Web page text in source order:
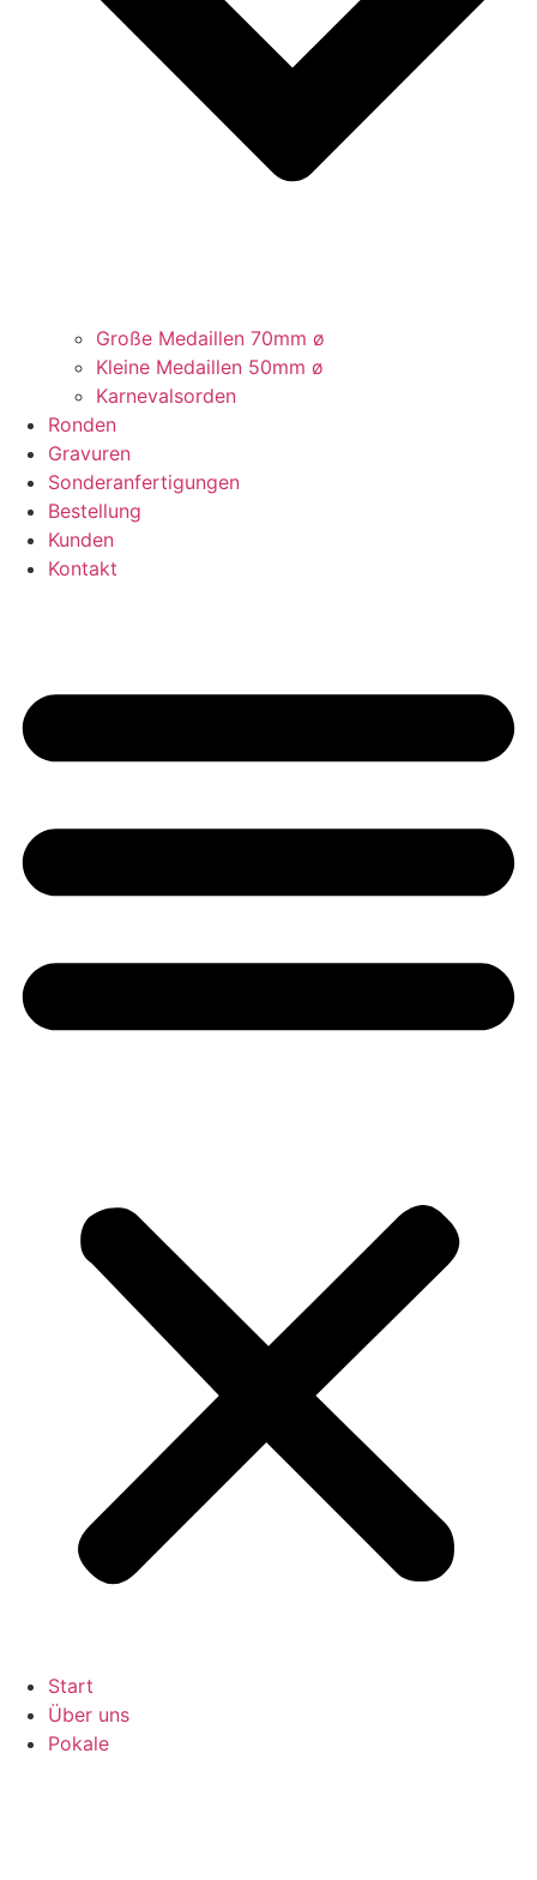
Große Medaillen 70mm ø
Kleine Medaillen 50mm ø
Karnevalsorden
Ronden
Gravuren
Sonderanfertigungen
Bestellung
Kunden
Kontakt
Start
Über uns
Pokale